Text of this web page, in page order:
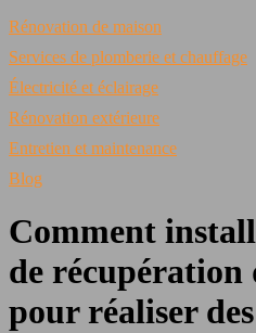
Rénovation de maison
Services de plomberie et chauffage
Électricité et éclairage
Rénovation extérieure
Entretien et maintenance
Blog
Comment
de récupération
pour réaliser